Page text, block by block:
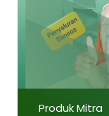
Produk Mitra